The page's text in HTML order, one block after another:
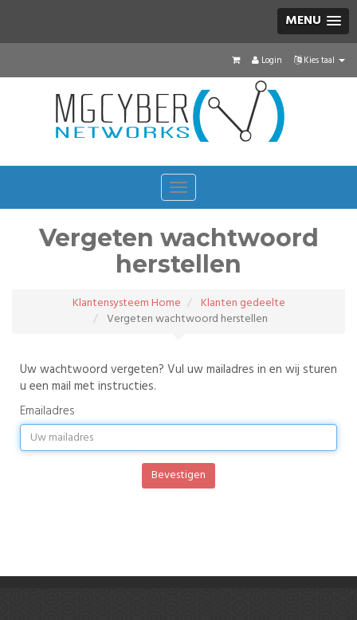
MENU
Kies taal
Login
Toggle
navigation
Vergeten wachtwoord
herstellen
Klantensysteem Home
Klanten gedeelte
Vergeten wachtwoord herstellen
Uw wachtwoord vergeten? Vul uw mailadres in en wij sturen
u een mail met instructies.
Emailadres
Bevestigen